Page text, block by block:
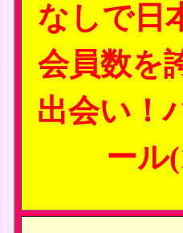
なしで日
会員数を
出会い！
ール